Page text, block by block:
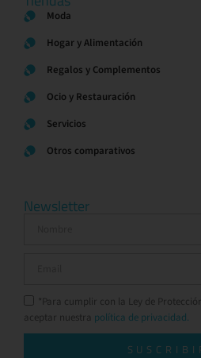
Moda
Hogar y Alimentación
Regalos y Complementos
Ocio y Restauración
Servicios
Otros comparativos
Newsletter
*Para cumplir con la Ley de
aceptar nuestra política de privacidad.